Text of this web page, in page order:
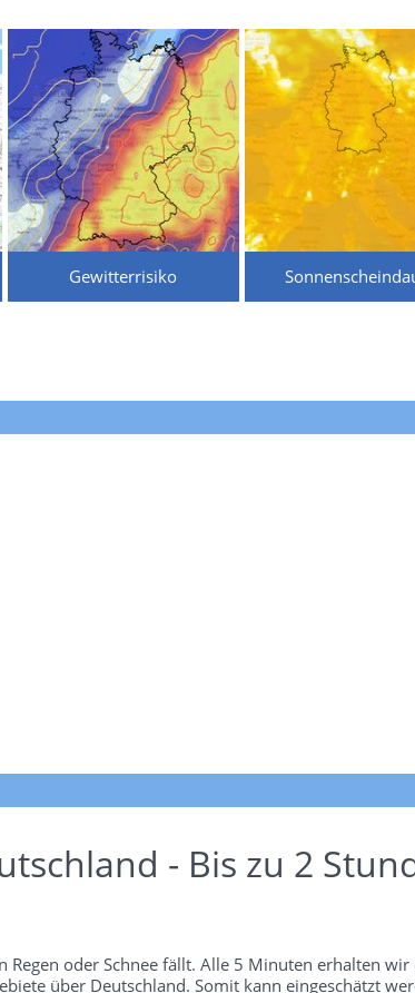
Gewitterrisiko
- Bis zu 2
oder Schnee fällt. Alle 5 Minuten erhalten wir
über Deutschland. Somit kann eingeschätzt